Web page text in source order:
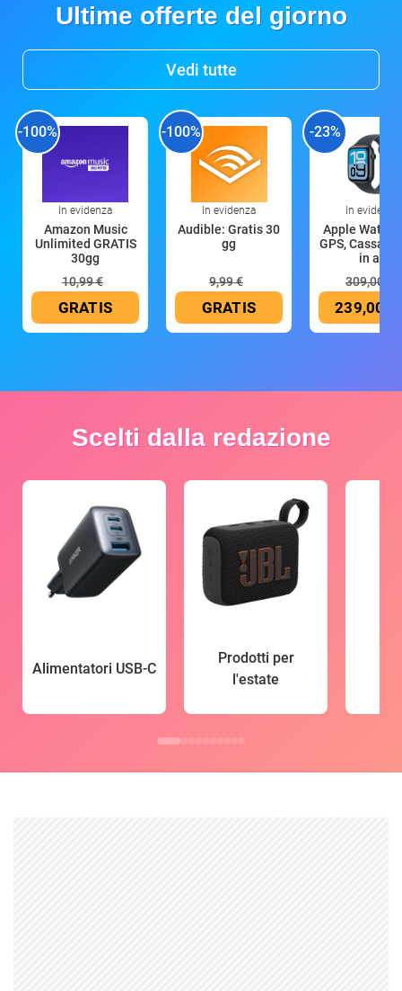
Ultime offerte del giorno
Vedi tutte
-100%
In evidenza
Amazon Music
Unlimited GRATIS
30gg
10,99 €
GRATIS
-100%
In evidenza
Audible: Gratis 30
gg
9,99 €
GRATIS
-23%
In evidenza
Apple Watch
GPS, Cassa
in all
309,00 €
239,00 €
Scelti dalla redazione
Alimentatori USB-C
Prodotti per
l'estate